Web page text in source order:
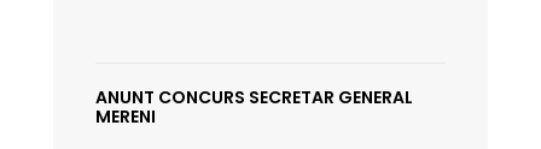
ANUNT CONCURS SECRETAR GENERAL
MERENI